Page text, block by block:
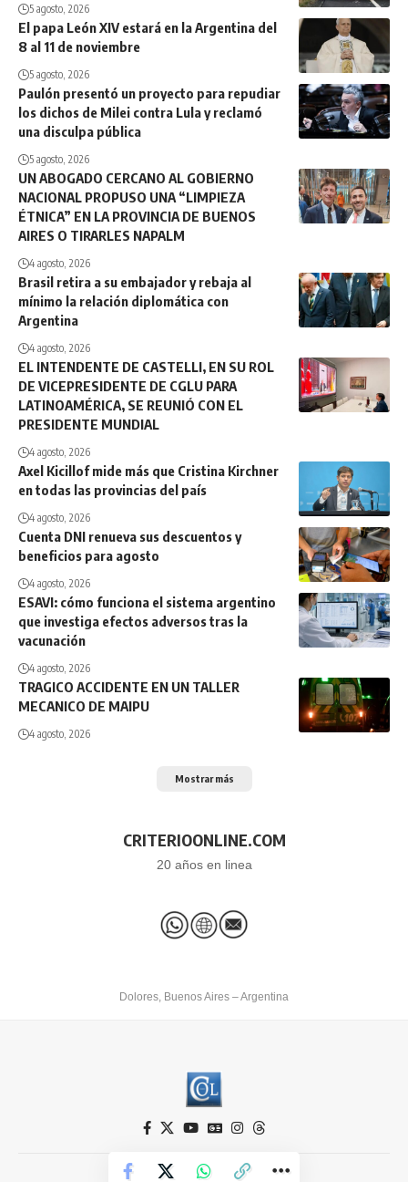
5 agosto, 2026
El papa León XIV estará en la Argentina del
8 al 11 de noviembre
5 agosto, 2026
Paulón presentó un proyecto para repudiar
los dichos de Milei contra Lula y reclamó
una disculpa pública
5 agosto, 2026
UN ABOGADO CERCANO AL GOBIERNO
NACIONAL PROPUSO UNA “LIMPIEZA
ÉTNICA” EN LA PROVINCIA DE BUENOS
AIRES O TIRARLES NAPALM
4 agosto, 2026
Brasil retira a su embajador y rebaja al
mínimo la relación diplomática con
Argentina
4 agosto, 2026
EL INTENDENTE DE CASTELLI, EN SU ROL
DE VICEPRESIDENTE DE CGLU PARA
LATINOAMÉRICA, SE REUNIÓ CON EL
PRESIDENTE MUNDIAL
4 agosto, 2026
Axel Kicillof mide más que Cristina Kirchner
en todas las provincias del país
4 agosto, 2026
Cuenta DNI renueva sus descuentos y
beneficios para agosto
4 agosto, 2026
ESAVI: cómo funciona el sistema argentino
que investiga efectos adversos tras la
vacunación
4 agosto, 2026
TRAGICO ACCIDENTE EN UN TALLER
MECANICO DE MAIPU
4 agosto, 2026
Mostrar más
CRITERIOONLINE.COM
20 años en linea
Dolores, Buenos Aires – Argentina
Criterio Online © 2026